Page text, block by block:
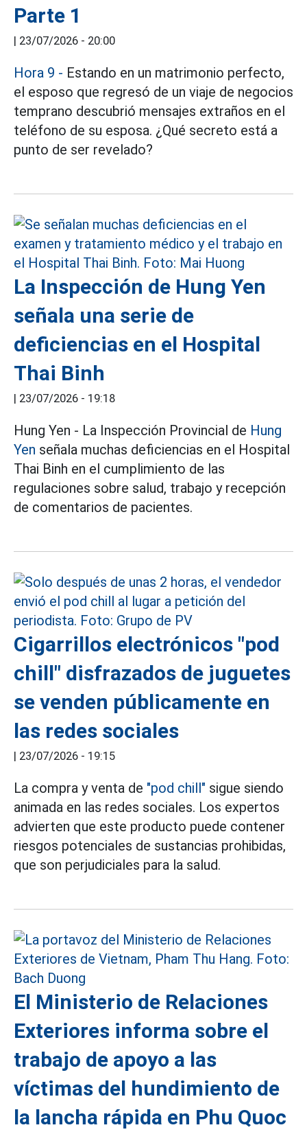
Parte 1
| 23/07/2026 - 20:00
Hora 9 - Estando en un matrimonio perfecto,
el esposo que regresó de un viaje de negocios
temprano descubrió mensajes extraños en el
teléfono de su esposa. ¿Qué secreto está a
punto de ser revelado?
La Inspección de Hung Yen
señala una serie de
deficiencias en el Hospital
Thai Binh
| 23/07/2026 - 19:18
Hung Yen - La Inspección Provincial de Hung
Yen señala muchas deficiencias en el Hospital
Thai Binh en el cumplimiento de las
regulaciones sobre salud, trabajo y recepción
de comentarios de pacientes.
Cigarrillos electrónicos "pod
chill" disfrazados de juguetes
se venden públicamente en
las redes sociales
| 23/07/2026 - 19:15
La compra y venta de "pod chill" sigue siendo
animada en las redes sociales. Los expertos
advierten que este producto puede contener
riesgos potenciales de sustancias prohibidas,
que son perjudiciales para la salud.
El Ministerio de Relaciones
Exteriores informa sobre el
trabajo de apoyo a las
víctimas del hundimiento de
la lancha rápida en Phu Quoc